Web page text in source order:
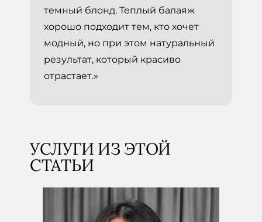
темный блонд. Теплый балаяж
хорошо подходит тем, кто хочет
модный, но при этом натуральный
результат, который красиво
отрастает.»
УСЛУГИ ИЗ ЭТОЙ
СТАТЬИ